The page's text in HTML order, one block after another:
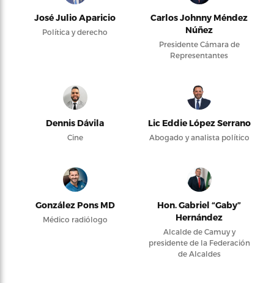
José Julio Aparicio
Política y derecho
Carlos Johnny Méndez
Núñez
Presidente Cámara de
Representantes
Dennis Dávila
Cine
Lic Eddie López Serrano
Abogado y analista político
González Pons MD
Médico radiólogo
Hon. Gabriel “Gaby”
Hernández
Alcalde de Camuy y
presidente de la Federación
de Alcaldes